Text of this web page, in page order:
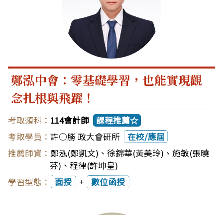
鄭泓中會：零基礎學習，也能實現觀
念扎根與飛躍！
114會計師 課程推薦☆
許○勝 政大會研所
在校/應屆
鄭泓(鄭凱文) 、 徐錦華(黃美玲) 、 施敏(張曉
芬) 、 程律(許坤皇)
面授
+ 數位函授